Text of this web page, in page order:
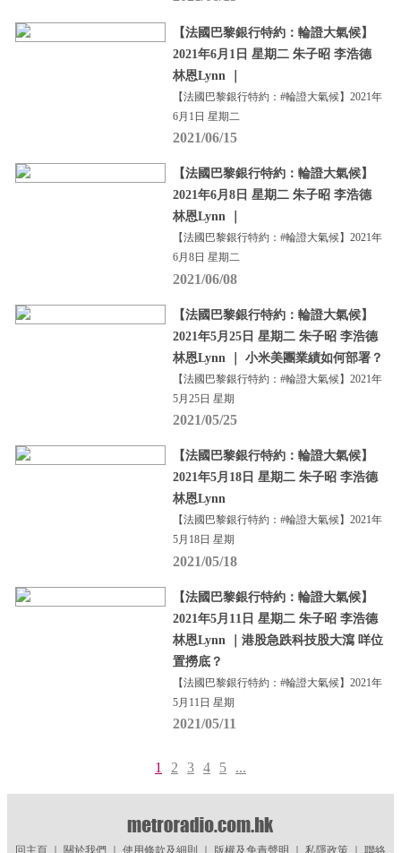
【法國巴黎銀行特約：輪證大氣候】
2021年6月1日 星期二 朱子昭 李浩德
林恩Lynn ｜
【法國巴黎銀行特約：#輪證大氣候】2021年
6月1日 星期二
2021/06/15
【法國巴黎銀行特約：輪證大氣候】
2021年6月8日 星期二 朱子昭 李浩德
林恩Lynn ｜
【法國巴黎銀行特約：#輪證大氣候】2021年
6月8日 星期二
2021/06/08
【法國巴黎銀行特約：輪證大氣候】
2021年5月25日 星期二 朱子昭 李浩德
林恩Lynn ｜ 小米美團業績如何部署？
【法國巴黎銀行特約：#輪證大氣候】2021年
5月25日 星期
2021/05/25
【法國巴黎銀行特約：輪證大氣候】
2021年5月18日 星期二 朱子昭 李浩德
林恩Lynn
【法國巴黎銀行特約：#輪證大氣候】2021年
5月18日 星期
2021/05/18
【法國巴黎銀行特約：輪證大氣候】
2021年5月11日 星期二 朱子昭 李浩德
林恩Lynn ｜港股急跌科技股大瀉 咩位
置撈底？
【法國巴黎銀行特約：#輪證大氣候】2021年
5月11日 星期
2021/05/11
1 2 3 4 5 ...